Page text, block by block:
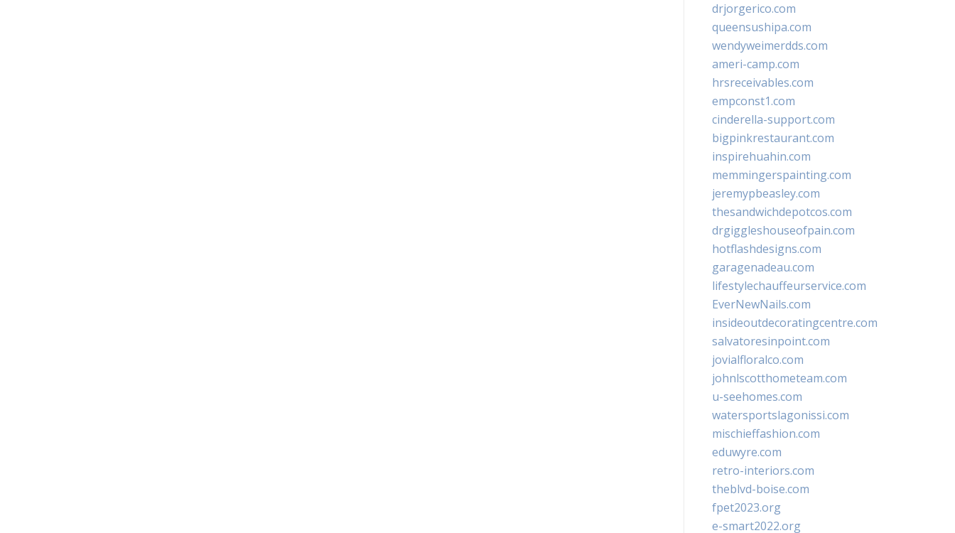
drjorgerico.com
queensushipa.com
wendyweimerdds.com
ameri-camp.com
hrsreceivables.com
empconst1.com
cinderella-support.com
bigpinkrestaurant.com
inspirehuahin.com
memmingerspainting.com
jeremypbeasley.com
thesandwichdepotcos.com
drgiggleshouseofpain.com
hotflashdesigns.com
garagenadeau.com
lifestylechauffeurservice.com
EverNewNails.com
insideoutdecoratingcentre.com
salvatoresinpoint.com
jovialfloralco.com
johnlscotthometeam.com
u-seehomes.com
watersportslagonissi.com
mischieffashion.com
eduwyre.com
retro-interiors.com
theblvd-boise.com
fpet2023.org
e-smart2022.org